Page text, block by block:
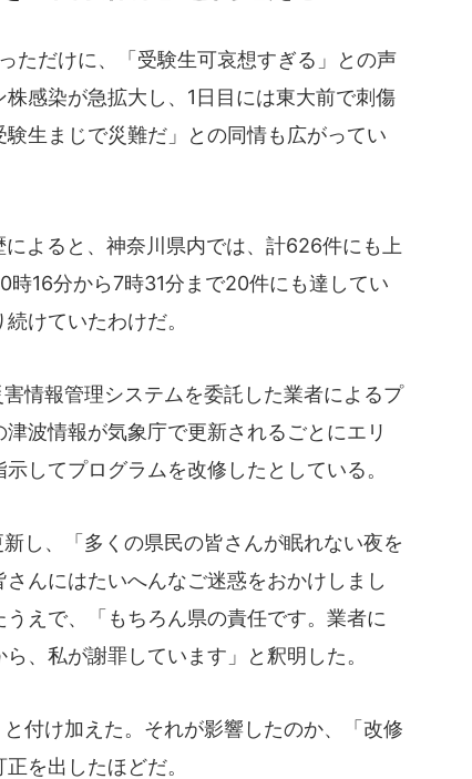
ただけに、「受験生可哀想すぎる」との声
感染が急拡大し、1日目には東大前で刺傷
生まじで災難だ」との同情も広がってい
よると、神奈川県内では、計626件にも上
16分から7時31分まで20件にも達してい
けていたわけだ。
情報管理システムを委託した業者によるプ
波情報が気象庁で更新されるごとにエリ
してプログラムを改修したとしている。
し、「多くの県民の皆さんが眠れない夜を
んにはたいへんなご迷惑をおかけしまし
えで、「もちろん県の責任です。業者に
、私が謝罪しています」と釈明した。
付け加えた。それが影響したのか、「改修
を出したほどだ。